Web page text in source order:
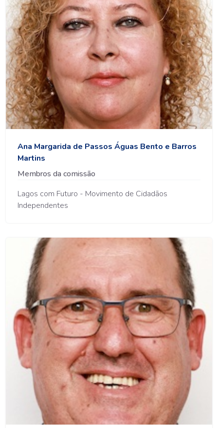
Ana Margarida de Passos Águas Bento e Barros
Martins
Membros da comissão
Lagos com Futuro - Movimento de Cidadãos
Independentes